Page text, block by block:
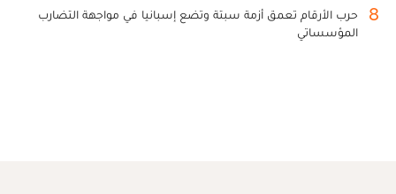
8
حرب الأرقام تعمق أزمة سبتة وتضع إسبانيا في مواجهة التضارب
المؤسساتي